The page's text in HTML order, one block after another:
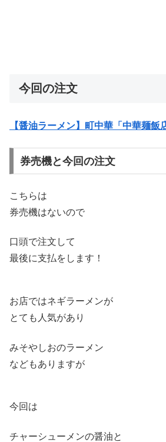
今回の注文
【醤油ラーメン】町中華「中華麺飯
券売機と今回の注文
こちらは
券売機はないので
口頭で注文して
最後に支払をします！
お店ではネギラーメンが
とても人気があり
みそやしおのラーメン
などもありますが
今回は
チャーシューメンの醤油と